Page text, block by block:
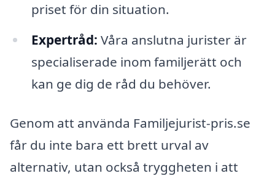
priset för din situation.
Expertråd: Våra anslutna jurister är
specialiserade inom familjerätt och
kan ge dig de råd du behöver.
Genom att använda Familjejurist-pris.se
får du inte bara ett brett urval av
alternativ, utan också tryggheten i att